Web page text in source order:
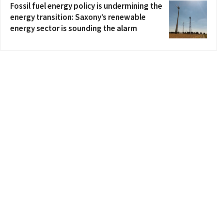
Fossil fuel energy policy is undermining the
energy transition: Saxony’s renewable
energy sector is sounding the alarm